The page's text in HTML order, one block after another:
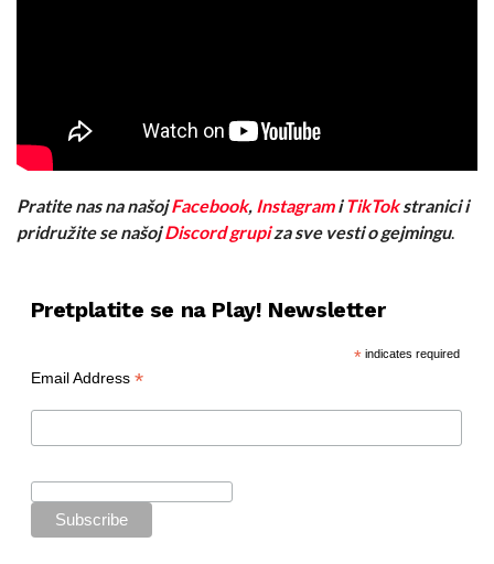
Pratite nas na našojFacebook, InstagramiTikTokstranici i
pridružite se našojDiscord grupiza sve vesti o gejmingu.
Pretplatite se na Play! Newsletter
*indicates required
Email Address *